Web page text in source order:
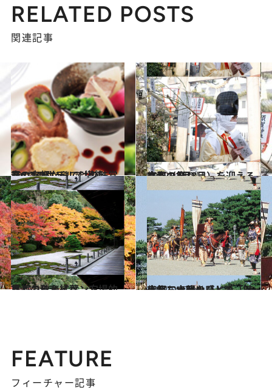
RELATED POSTS
関連記事
2012.2.8
春の京都ならではの味覚を6つのホテルで堪能
旅＆お出かけ 2012.1.29
立春（2月3日）を迎える京都の祭り
旅＆お出かけ
2011.10.26
京都の秋・紅葉、穴場的見どころ＆イベント
旅＆お出かけ 2011.9.27
京都三大祭のひとつ「時代祭」で雅を感じる
旅＆お出かけ
FEATURE
フィーチャー記事